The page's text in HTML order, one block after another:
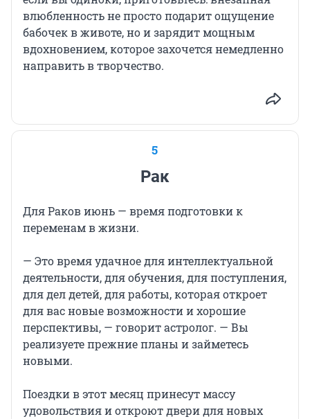
влюбленность не просто подарит ощущение
бабочек в животе, но и зарядит мощным
вдохновением, которое захочется немедленно
направить в творчество.
5
Рак
Для Раков июнь — время подготовки к
переменам в жизни.
— Это время удачное для интеллектуальной
деятельности, для обучения, для поступления,
для дел детей, для работы, которая откроет
для вас новые возможности и хорошие
перспективы, — говорит астролог. — Вы
реализуете прежние планы и займетесь
новыми.
Поездки в этот месяц принесут массу
удовольствия и откроют двери для новых